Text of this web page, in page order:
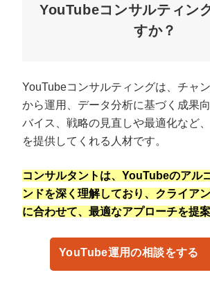
プロに無料相談をする
会社概要資
ドする
都心丸善ビル7階
サイトマッププライバシーポリシー
YouTubeコンサルティン
すか？
YouTubeコンサルティングは、チャ
から運用、データ分析に基づく成果
バイス、戦略の見直しや最適化など
を提供してくれる人材です。
コンサルタントは、YouTubeのアル
ンドを深く理解しており、クライア
に合わせて、最適なアプローチを提案
YouTube運用の相談をする